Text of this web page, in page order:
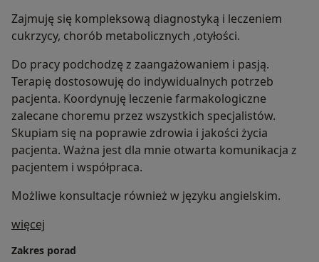
Zajmuję się kompleksową diagnostyką i leczeniem
cukrzycy, chorób metabolicznych ,otyłości.
Do pracy podchodzę z zaangażowaniem i pasją.
Terapię dostosowuję do indywidualnych potrzeb
pacjenta. Koordynuję leczenie farmakologiczne
zalecane choremu przez wszystkich specjalistów.
Skupiam się na poprawie zdrowia i jakości życia
pacjenta. Ważna jest dla mnie otwarta komunikacja z
pacjentem i współpraca.
Możliwe konsultacje również w języku angielskim.
więcej
Zakres porad